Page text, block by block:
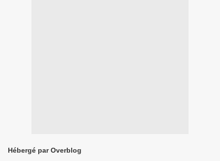
Hébergé par Overblog